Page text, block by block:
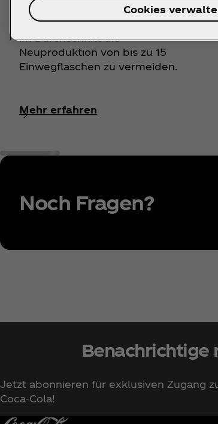
Denn Mehrwegflaschen werden
wiederbefüllt und helfen somit
im Durchschnitt die
Neuproduktion von bis zu 15
Einwegflaschen zu vermeiden.
Mehr erfahren
Noch Fragen?
Benachrichtige
Jetzt abonnieren für exklusiven Zugang
Coca‑Cola!
Cookies